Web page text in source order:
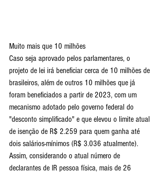
Muito mais que 10 milhões
Caso seja aprovado pelos parlamentares, o
projeto de lei irá beneficiar cerca de 10 milhões de
brasileiros, além de outros 10 milhões que já
foram beneficiados a partir de 2023, com um
mecanismo adotado pelo governo federal do
"desconto simplificado" e que elevou o limite atual
de isenção de R$ 2.259 para quem ganha até
dois salários-mínimos (R$ 3.036 atualmente).
Assim, considerando o atual número de
declarantes de IR pessoa física, mais de 26